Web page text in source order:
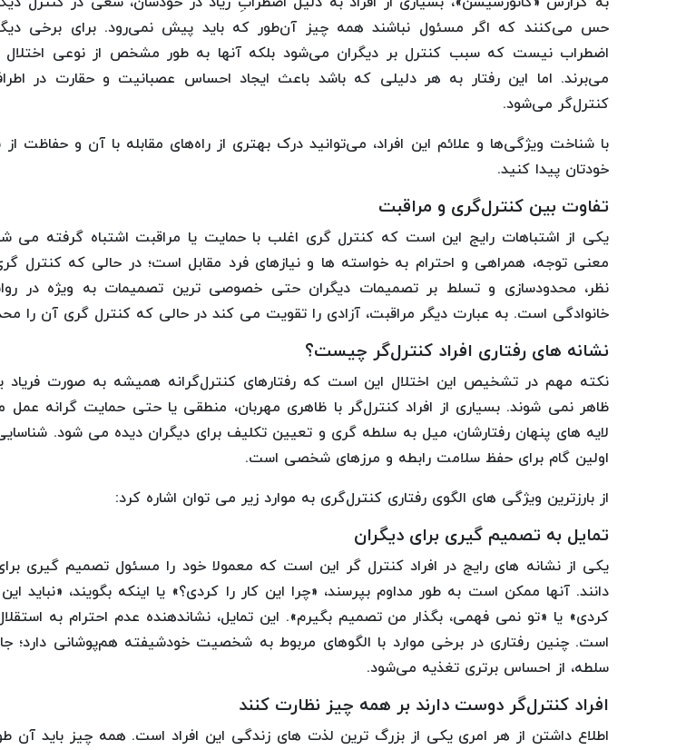
حس می‌کنند که اگر مسئول نباشند همه چیز آن‌طور که باید پیش نمی‌رود. برای برخی
اضطراب نیست که سبب کنترل بر دیگران می‌شود بلکه آنها به طور مشخص از نوعی
می‌برند. اما این رفتار به هر دلیلی که باشد باعث ایجاد احساس عصبانیت و حقارت در
کنترل‌گر می‌شود.
با شناخت ویژگی‌ها و علائم این افراد، می‌توانید درک بهتری از راه‌های مقابله با آن و حفاظت
خودتان پیدا کنید.
تفاوت بین کنترل‌گری و مراقبت
یکی از اشتباهات رایج این است که کنترل گری اغلب با حمایت یا مراقبت اشتباه گرفته می
معنی توجه، همراهی و احترام به خواسته ها و نیازهای فرد مقابل است؛ در حالی که کنترل
نظر، محدودسازی و تسلط بر تصمیمات دیگران حتی خصوصی ترین تصمیمات به ویژه در
خانوادگی است. به عبارت دیگر مراقبت، آزادی را تقویت می کند در حالی که کنترل گری آن را
نشانه های رفتاری افراد کنترل‌گر چیست؟
نکته مهم در تشخیص این اختلال این است که رفتارهای کنترل‌گرانه همیشه به صورت فریاد
ظاهر نمی شوند. بسیاری از افراد کنترل‌گر با ظاهری مهربان، منطقی یا حتی حمایت گرانه عمل
لایه های پنهان رفتارشان، میل به سلطه گری و تعیین تکلیف برای دیگران دیده می شود.
اولین گام برای حفظ سلامت رابطه و مرزهای شخصی است.
از بارزترین ویژگی های الگوی رفتاری کنترل‌گری به موارد زیر می توان اشاره کرد:
تمایل به تصمیم گیری برای دیگران
یکی از نشانه های رایج در افراد کنترل گر این است که معمولا خود را مسئول تصمیم گیری
دانند. آنها ممکن است به طور مداوم بپرسند، «چرا این کار را کردی؟» یا اینکه بگویند، «نباید
کردی» یا «تو نمی فهمی، بگذار من تصمیم بگیرم». این تمایل، نشاندهنده عدم احترام به
است. چنین رفتاری در برخی موارد با الگوهای مربوط به شخصیت خودشیفته هم‌پوشانی دارد؛
سلطه، از احساس برتری تغذیه می‌شود.
افراد کنترل‌گر دوست دارند بر همه چیز نظارت کنند
اطلاع داشتن از هر امری یکی از بزرگ ترین لذت های زندگی این افراد است. همه چیز باید آن